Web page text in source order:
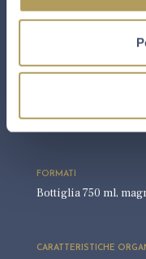
mesi dopo la
conferisce elegante
Brut Satèn.
FORMATI
Bottiglia 750 ml,
CARATTERISTICHE